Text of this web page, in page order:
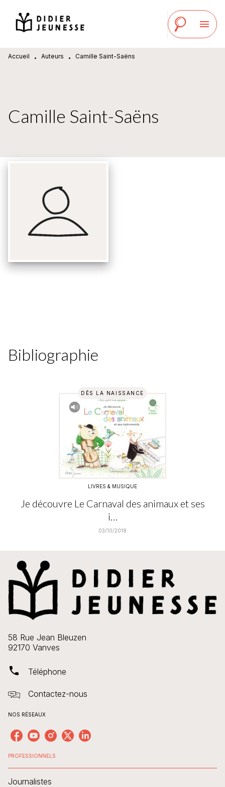
MENU RECHERCHE
PIED DE PAGE
menu
Accueil • Auteurs • Camille Saint-Saëns
Camille Saint-Saëns
Bibliographie
DÈS LA NAISSANCE
LIVRES & MUSIQUE
Je découvre Le Carnaval des animaux et ses
i…
03/10/2018
58 Rue Jean Bleuzen
92170 Vanves
phone Téléphone
Contactez-nous
NOS RÉSEAUX
PROFESSIONNELS
Journalistes